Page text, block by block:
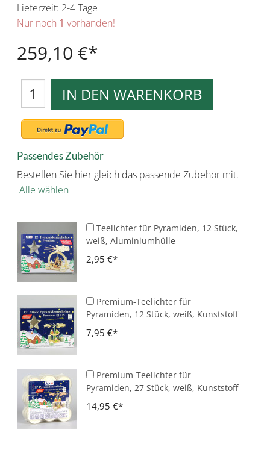
Lieferzeit: 2-4 Tage
Nur noch 1 vorhanden!
259,10 €
IN DEN WARENKORB
Passendes Zubehör
Bestellen Sie hier gleich das passende Zubehör mit.
Alle wählen
Teelichter für Pyramiden, 12 Stück,
weiß, Aluminiumhülle
2,95 €
Premium-Teelichter für
Pyramiden, 12 Stück, weiß, Kunststoff
7,95 €
Premium-Teelichter für
Pyramiden, 27 Stück, weiß, Kunststoff
14,95 €